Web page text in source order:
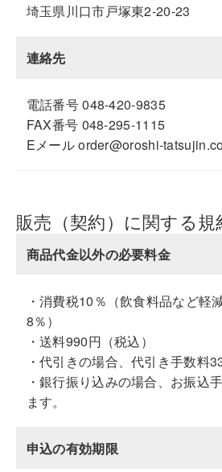
埼玉県川口市戸塚東2-20-23
連絡先
電話番号 048-420-9835
FAX番号 048-295-1115
Eメール order@oroshi-
販売（契約）に関する規
商品代金以外の必要料金
・消費税10％（飲食料品など軽
8％）
・送料990円（税込）
・代引きの場合、代引き手数料
・銀行振り込みの場合、お振込
ます。
申込の有効期限